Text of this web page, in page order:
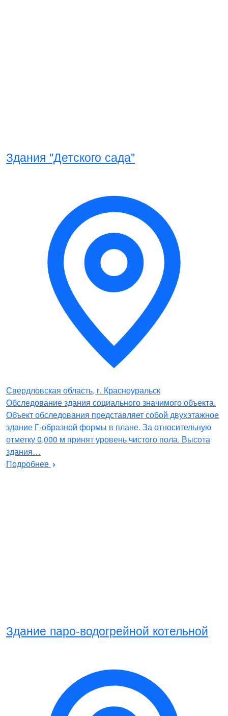
Здания "Детского сада"
Свердловская область, г. Красноуральск
Обследование здания социального значимого объекта.
Объект обследования представляет собой двухэтажное
здание Г-образной формы в плане. За относительную
отметку 0,000 м принят уровень чистого пола. Высота
здания…
Подробнее
Здание паро-водогрейной котельной